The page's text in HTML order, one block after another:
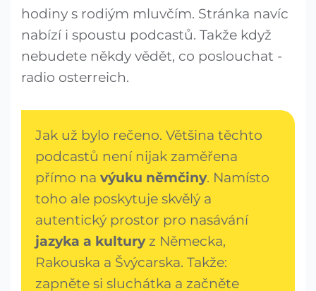
hodiny s rodiým mluvčím. Stránka navíc
nabízí i spoustu podcastů. Takže když
nebudete někdy vědět, co poslouchat -
radio osterreich.
Jak už bylo rečeno. Většina těchto
podcastů není nijak zaměřena
přímo na výuku němčiny. Namísto
toho ale poskytuje skvělý a
autentický prostor pro nasávání
jazyka a kulturyz Německa,
Rakouska a Švýcarska. Takže:
zapněte si sluchátka a začněte